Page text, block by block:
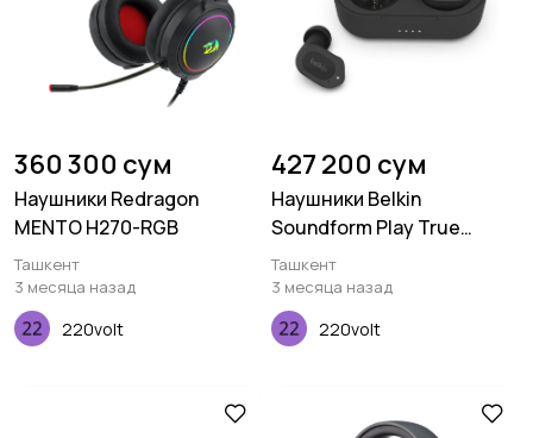
360 300 сум
Наушники Redragon
MENTO H270-RGB
Ташкент
3 месяца назад
220volt
427 200 сум
Наушники Belkin
Soundform Play True
Wireless Black
Ташкент
3 месяца назад
220volt